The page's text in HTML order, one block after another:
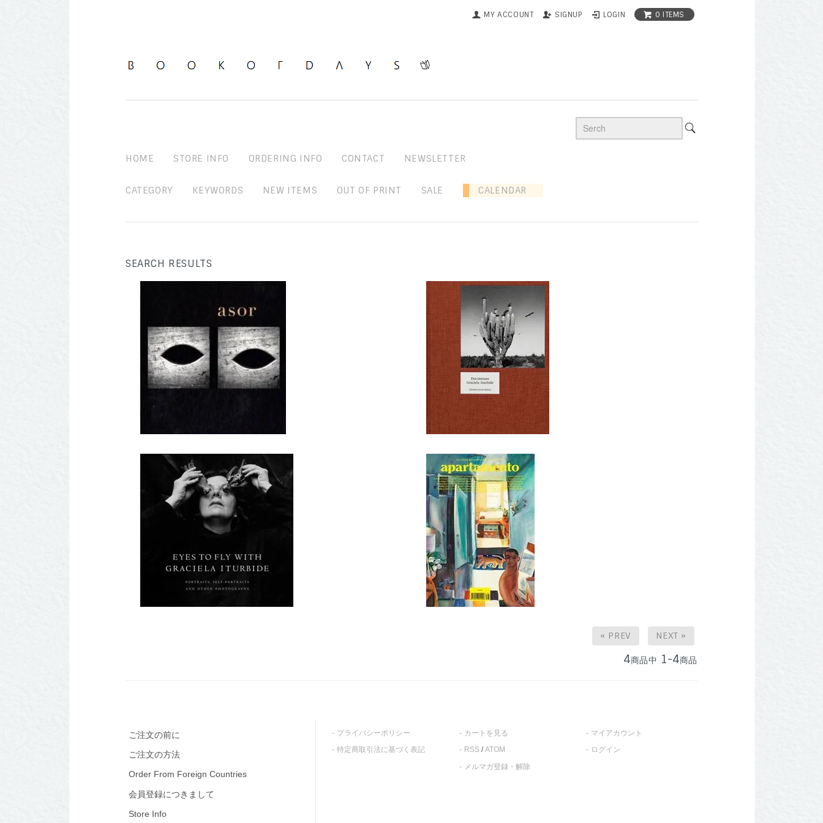
MY ACCOUNT SIGNUP LOGIN 0 ITEMS
HOME STORE INFO ORDERING INFO CONTACT NEWSLETTER
CATEGORY KEYWORDS NEW ITEMS OUT OF PRINT SALE CALENDAR
SEARCH RESULTS
« PREV NEXT »
4商品中 1-4商品
ご注文の前に
ご注文の方法
Order From Foreign Countries
会員登録につきまして
Store Info
プライバシーポリシー
特定商取引法に基づく表記
カートを見る
RSS/ATOM
メルマガ登録・解除
マイアカウント
ログイン